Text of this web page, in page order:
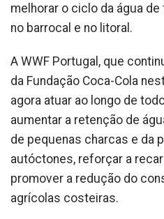
melhorar o ciclo da água
no barrocal e no litoral.
A WWF Portugal, que
da Fundação Coca-Cola
agora atuar ao longo de
aumentar a retenção de
de pequenas charcas e da
autóctones, reforçar a
promover a redução do
agrícolas costeiras.